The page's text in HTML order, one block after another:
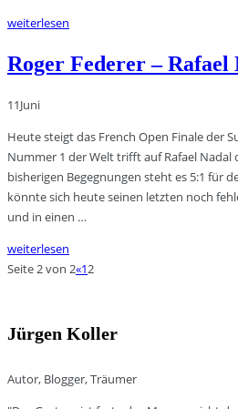
weiterlesen
Roger Federer – Rafael
11Juni
Heute steigt das French Open Finale der
Nummer 1 der Welt trifft auf Rafael Nadal
bisherigen Begegnungen steht es 5:1 für
könnte sich heute seinen letzten noch
und in einen …
weiterlesen
Seite 2 von 2«12
Jürgen Koller
Autor, Blogger, Träumer